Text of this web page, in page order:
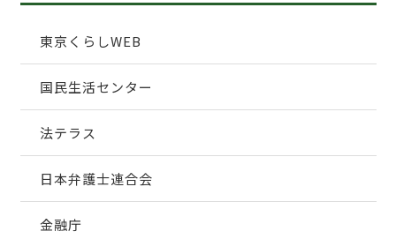
東京くらしWEB
国民生活センター
法テラス
日本弁護士連合会
金融庁